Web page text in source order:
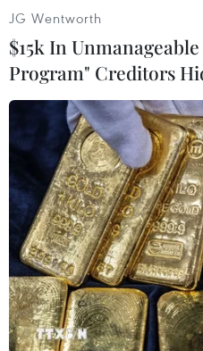
trận Bồ Đào Nha-Xứ
05/07/2016 22:27
Ở trận Bán kết đầu tiên
Âu (EURO) 2016 lúc 2 giờ
Đào Nha sẽ gặp tuyển Xứ
JG Wentworth
$15k In
Program" Creditors